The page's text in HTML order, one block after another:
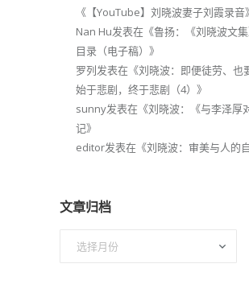
《 【YouTube】刘晓波妻子刘霞录音》
Nan Hu发表在《鲁扬：《刘晓波文
目录（电子稿） 》
罗列发表在《刘晓波：即便徒劳、
始于悲剧，终于悲剧（4） 》
sunny发表在《刘晓波：《与李泽厚
记》
editor发表在《刘晓波：审美与人的
文章归档